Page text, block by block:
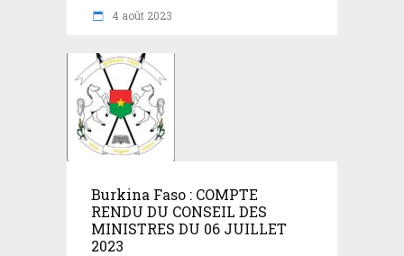
4 août 2023
Burkina Faso : COMPTE
RENDU DU CONSEIL DES
MINISTRES DU 06 JUILLET
2023